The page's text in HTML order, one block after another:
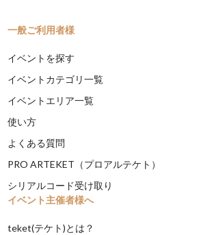
一般ご利用者様
イベントを探す
イベントカテゴリ一覧
イベントエリア一覧
使い方
よくある質問
PRO ARTEKET（プロアルテケト）
シリアルコード受け取り
イベント主催者様へ
teket(テケト)とは？